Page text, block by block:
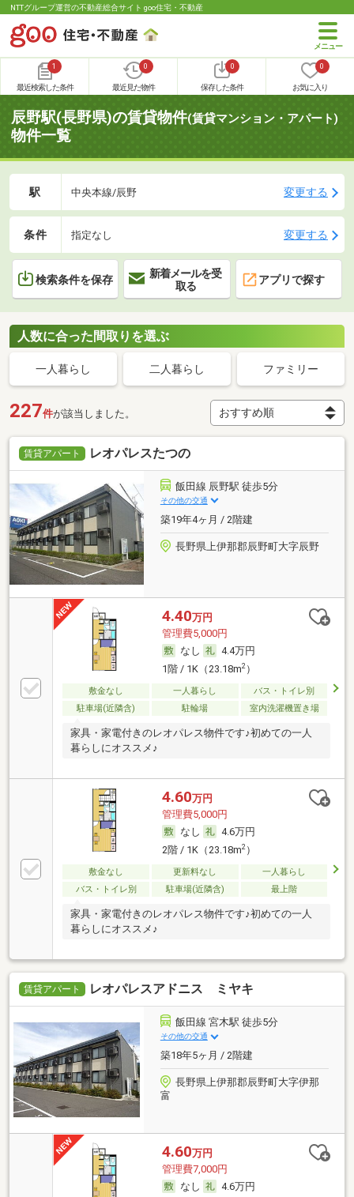
NTTグループ運営の不動産総合サイト goo住宅・不動産
1
最近検索した条件
0
最近見た物件
0
保存した条件
0
お気に入り
辰野駅(長野県)の賃貸物件(賃貸マンション・アパート)
物件一覧
駅 中央本線/辰野 変更する
条件 指定なし 変更する
検索条件を保存
新着メールを受
取る
アプリで探す
人数に合った間取りを選ぶ
一人暮らし 二人暮らし ファミリー
227件が該当しました。
賃貸アパート レオパレスたつの
飯田線 辰野駅 徒歩5分
その他の交通
築19年4ヶ月 / 2階建
長野県上伊那郡辰野町大字辰野
4.40万円
管理費5,000円
なし
4.4万円
1階 / 1K（23.18m2）
敷金なし 一人暮らし
バス・トイレ別
駐車場(近隣含)
駐輪場 室内洗濯機置き場
家具・家電付きのレオパレス物件です♪初めての一人
暮らしにオススメ♪
4.60万円
管理費5,000円
なし
4.6万円
2階 / 1K（23.18m2）
敷金なし 更新料なし
一人暮らし
バス・トイレ別
駐車場(近隣含) 最上階
家具・家電付きのレオパレス物件です♪初めての一人
暮らしにオススメ♪
賃貸アパート レオパレスアドニス ミヤキ
飯田線 宮木駅 徒歩5分
その他の交通
築18年5ヶ月 / 2階建
長野県上伊那郡辰野町大字伊那
富
4.60万円
管理費7,000円
なし
4.6万円